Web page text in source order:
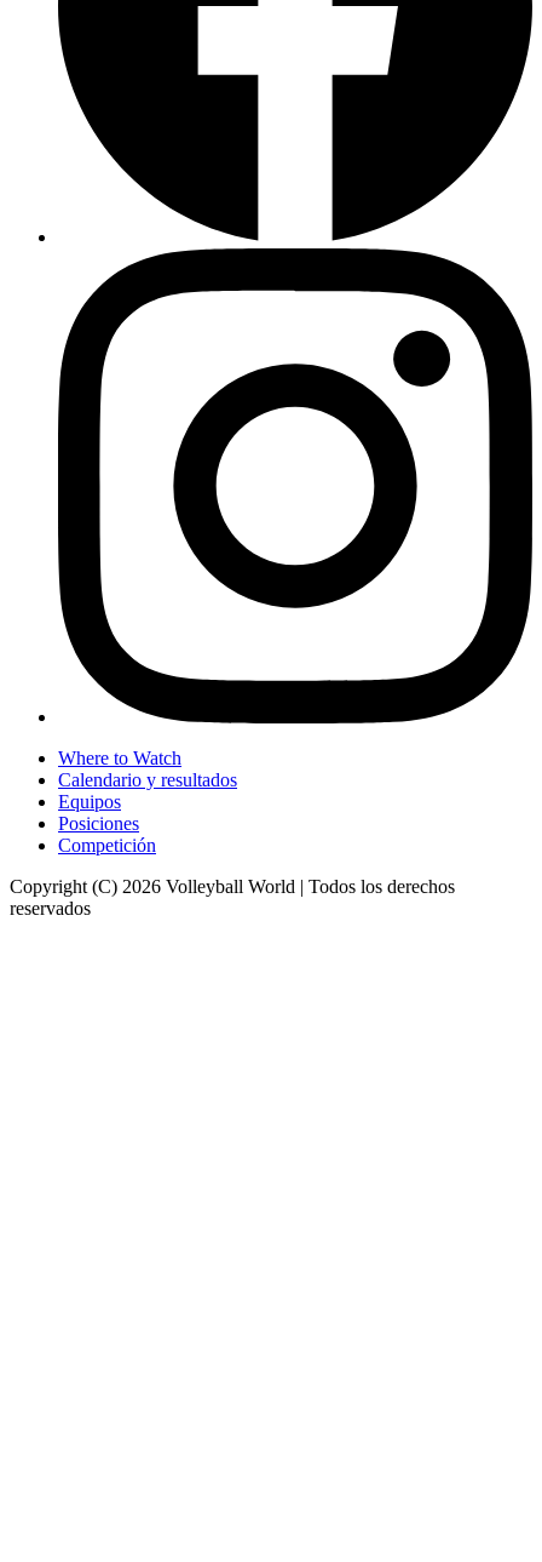
Where to Watch
Calendario y resultados
Equipos
Posiciones
Competición
Copyright (C) 2026 Volleyball World | Todos los derechos
reservados